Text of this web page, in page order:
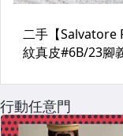
行動任意門